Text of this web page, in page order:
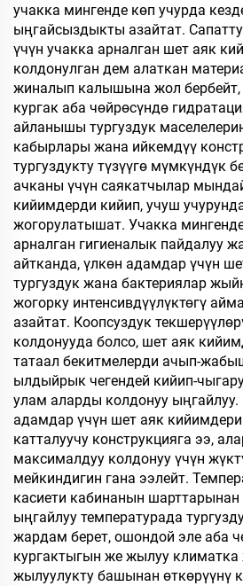
учакка мингенде көп учурда
ыңгайсыздыкты азайтат.
үчүн учакка арналган шет аяк
колдонулган дем алаткан
жиналып калышына жол
кургак аба чөйрөсүндө
айланышы тургуздук
кабырлары жана ийкемдүү
тургуздукту түзүүгө мүмкүндүк
ачканы үчүн саякатчылар
кийимдерди кийип, учуш
жогорулатышат. Учакка
арналган гигиеналык пайдалуу
айтканда, үлкөн адамдар үчүн
тургуздук жана бактериялар
жогорку интенсивдүүлүктөгү
азайтат. Коопсуздук
колдонууда болсо, шет аяк
татаал бекитмелерди ачып-
ылдыйрык чегендей кийип-
улам аларды колдонуу ыңгайлуу.
адамдар үчүн шет аяк кийимдери
катталуучу конструкцияга ээ,
максималдуу колдонуу үчүн
мейкиндигин гана ээлейт.
касиети кабинанын шарттарынан
ыңгайлуу температурада
жардам берет, ошондой эле аба
кургактыгын же жылуу климатка
жылуулукту башынан өткөрүүнү